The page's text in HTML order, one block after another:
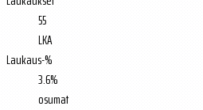
55
LKA
Laukaus-%
3.6%
osumat